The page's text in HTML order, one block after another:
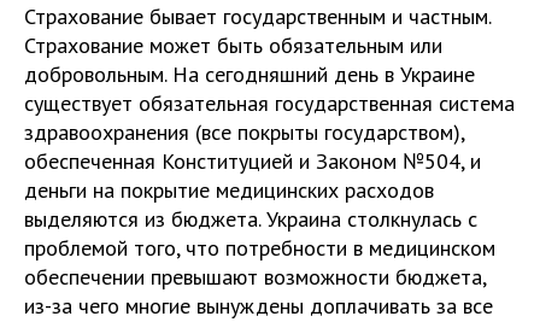
Страхование бывает государственным и частным.
Страхование может быть обязательным или
добровольным. На сегодняшний день в Украине
существует обязательная государственная система
здравоохранения (все покрыты государством),
обеспеченная Конституцией и Законом №504, и
деньги на покрытие медицинских расходов
выделяются из бюджета. Украина столкнулась с
проблемой того, что потребности в медицинском
обеспечении превышают возможности бюджета,
из-за чего многие вынуждены доплачивать за все